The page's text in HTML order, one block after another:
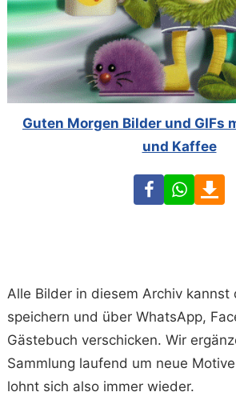
Guten Morgen Bilder und GIFs
und Kaffee
Facebook
Alle Bilder in diesem Archiv kannst
speichern und über WhatsApp,
Gästebuch verschicken. Wir
Sammlung laufend um neue
lohnt sich also immer wieder.